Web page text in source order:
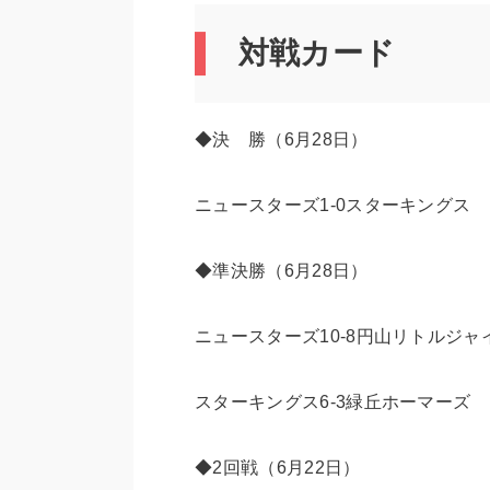
対戦カード
◆決 勝（6月28日）
ニュースターズ1-0スターキングス
◆準決勝（6月28日）
ニュースターズ10-8円山リトルジャ
スターキングス6-3緑丘ホーマーズ
◆2回戦（6月22日）